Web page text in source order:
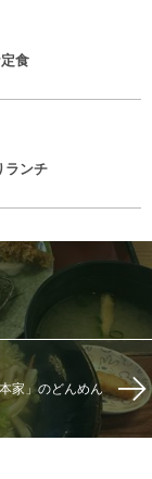
食
ランチ
本家」のどんめん